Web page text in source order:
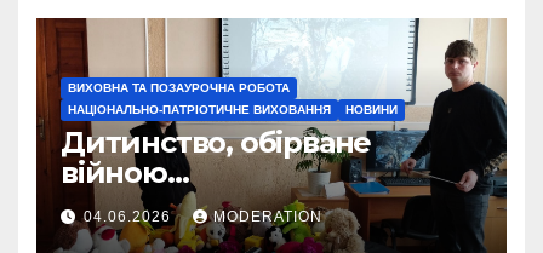
ВИХОВНА ТА ПОЗАУРОЧНА РОБОТА
НАЦІОНАЛЬНО-ПАТРІОТИЧНЕ ВИХОВАННЯ
НОВИНИ
Дитинство, обірване
війною…
04.06.2026 MODERATION